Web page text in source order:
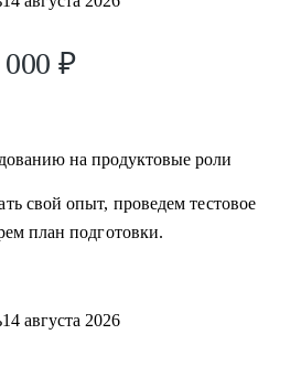
000 ₽
на продуктовые роли
свой опыт, проведем тестовое
план подготовки.
14 августа 2026